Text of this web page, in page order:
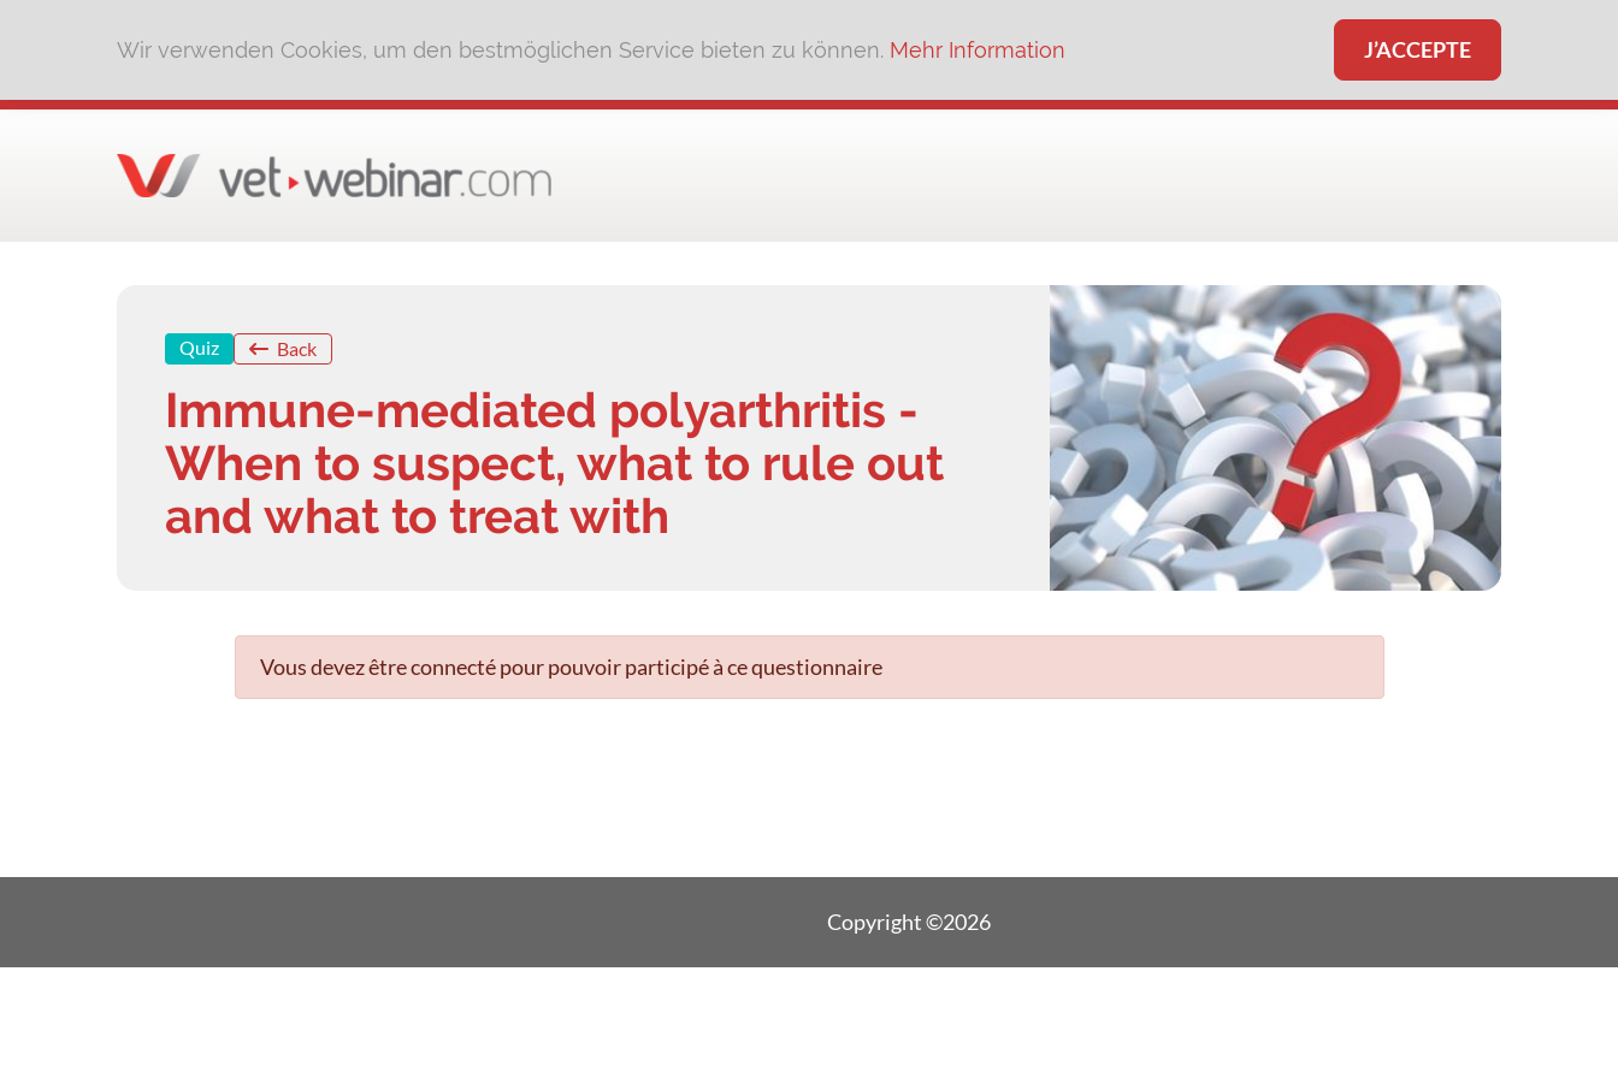
Wir verwenden Cookies, um den bestmöglichen Service bieten zu können. Mehr Information J’ACCEPTE
Quiz Back
Immune-mediated polyarthritis -
When to suspect, what to rule out
and what to treat with
Vous devez être connecté pour pouvoir participé à ce questionnaire
Copyright ©2026